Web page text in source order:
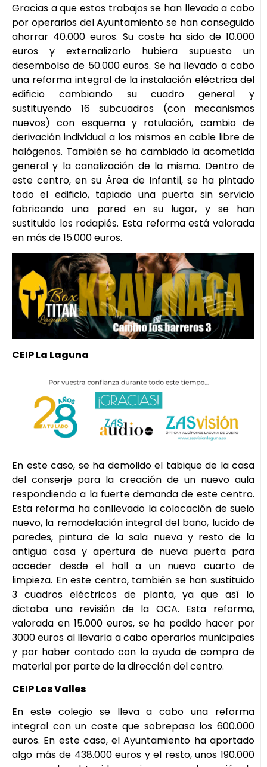
Gracias a que estos trabajos se han llevado a cabo
por operarios del Ayuntamiento se han conseguido
ahorrar 40.000 euros. Su coste ha sido de 10.000
euros y externalizarlo hubiera supuesto un
desembolso de 50.000 euros. Se ha llevado a cabo
una reforma integral de la instalación eléctrica del
edificio cambiando su cuadro general y
sustituyendo 16 subcuadros (con mecanismos
nuevos) con esquema y rotulación, cambio de
derivación individual a los mismos en cable libre de
halógenos. También se ha cambiado la acometida
general y la canalización de la misma. Dentro de
este centro, en su Área de Infantil, se ha pintado
todo el edificio, tapiado una puerta sin servicio
fabricando una pared en su lugar, y se han
sustituido los rodapiés. Esta reforma está valorada
en más de 15.000 euros.
CEIP La Laguna
En este caso, se ha demolido el tabique de la casa
del conserje para la creación de un nuevo aula
respondiendo a la fuerte demanda de este centro.
Esta reforma ha conllevado la colocación de suelo
nuevo, la remodelación integral del baño, lucido de
paredes, pintura de la sala nueva y resto de la
antigua casa y apertura de nueva puerta para
acceder desde el hall a un nuevo cuarto de
limpieza. En este centro, también se han sustituido
3 cuadros eléctricos de planta, ya que así lo
dictaba una revisión de la OCA. Esta reforma,
valorada en 15.000 euros, se ha podido hacer por
3000 euros al llevarla a cabo operarios municipales
y por haber contado con la ayuda de compra de
material por parte de la dirección del centro.
CEIP Los Valles
En este colegio se lleva a cabo una reforma
integral con un coste que sobrepasa los 600.000
euros. En este caso, el Ayuntamiento ha aportado
algo más de 438.000 euros y el resto, unos 190.000